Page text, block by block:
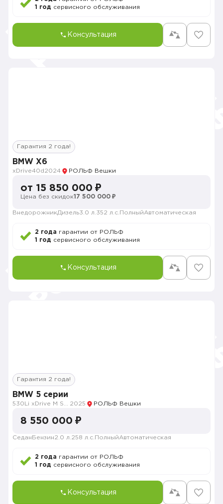
1 год сервисного обслуживания
Консультация
Гарантия 2 года!
BMW X6
xDrive40d 2024 РОЛЬФ Вешки
от 15 850 000 ₽
Цена без скидок17 500 000 ₽
ВнедорожникДизель3.0 л. 352 л.с. ПолныйАвтоматическая
2 года гарантии от РОЛЬФ
1 год сервисного обслуживания
Консультация
Гарантия 2 года!
BMW 5 серии
2025 РОЛЬФ Вешки
8 550 000 ₽
Седан Бензин2.0 л. 258 л.с. ПолныйАвтоматическая
2 года гарантии от РОЛЬФ
1 год сервисного обслуживания
Консультация